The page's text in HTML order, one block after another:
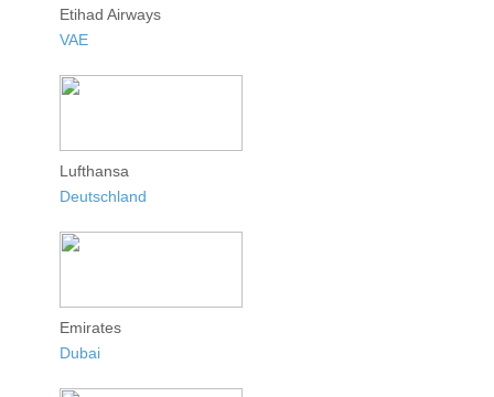
Etihad Airways
VAE
Lufthansa
Deutschland
Emirates
Dubai